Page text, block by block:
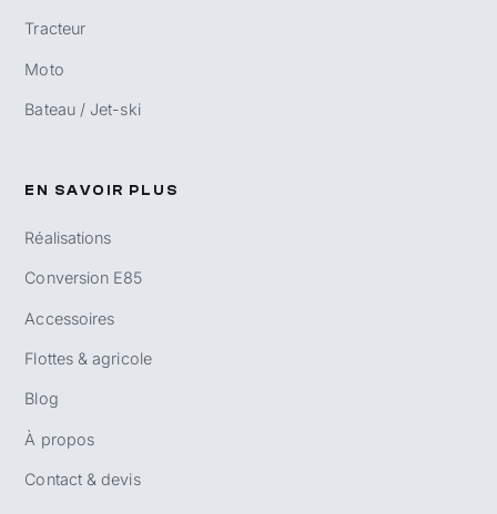
Tracteur
Moto
Bateau / Jet-ski
EN SAVOIR PLUS
Réalisations
Conversion E85
Accessoires
Flottes & agricole
Blog
À propos
Contact & devis